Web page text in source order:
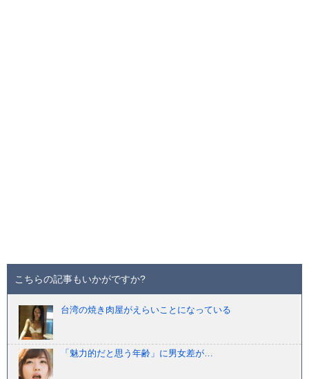
こちらの記事もいかがですか?
台湾の焼き肉屋がえらいことになっている
「魅力的だと思う年齢」に男女差が…